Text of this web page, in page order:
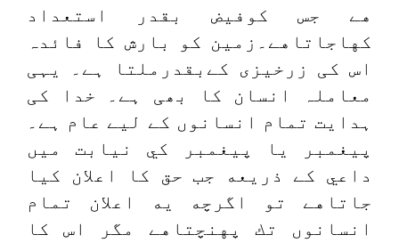
هے جس كوفيض بقدر استعداد
كهاجاتاهے۔زمین کو بارش کا فائدہ
اس کی زرخیزی کےبقدرملتا ہے۔ یہی
معاملہ انسان کا بھی ہے۔ خدا کی
ہدایت تمام انسانوں کے لیے عام ہے۔
پيغمبر يا پيغمبر كي نيابت ميں
داعي كے ذريعه جب حق كا اعلان كيا
جاتاهے تو اگرچه يه اعلان تمام
انسانوں تك پهنچتاهے مگر اس كا